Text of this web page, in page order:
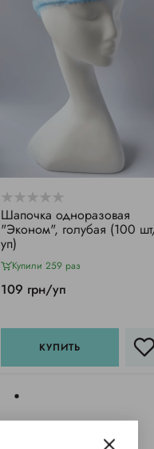
Шапочка одноразовая
"Эконом", голубая (100
уп)
Купили 259 раз
109 грн/уп
КУПИТЬ